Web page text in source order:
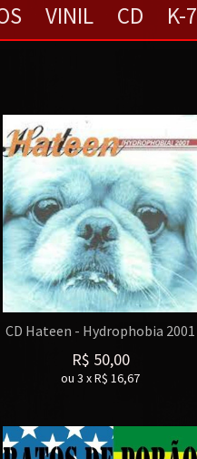
VINIL CD K-7
CD Hateen - Hydrophobia 2001
R$ 50,00
ou 3 xR$ 16,67